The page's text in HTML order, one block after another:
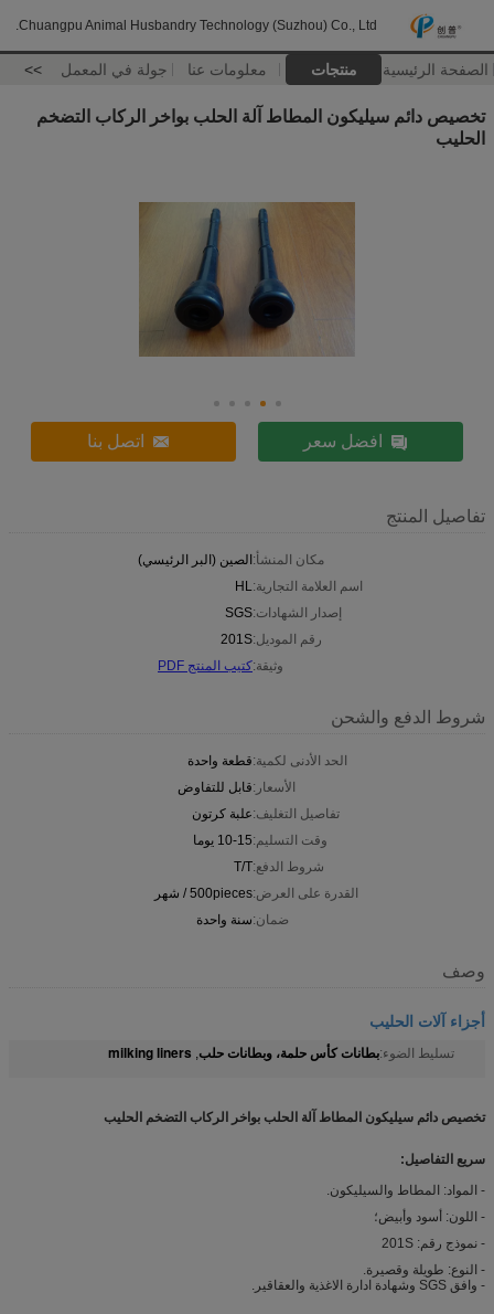
Chuangpu Animal Husbandry Technology (Suzhou) Co., Ltd.
الصفحة الرئيسية منتجات معلومات عنا جولة في المعمل >>
تخصيص دائم سيليكون المطاط آلة الحلب بواخر الركاب التضخم
الحليب
افضل سعر اتصل بنا
تفاصيل المنتج
مكان المنشأ:الصين (البر الرئيسي)
اسم العلامة التجارية:HL
إصدار الشهادات:SGS
رقم الموديل:201S
وثيقة:كتيب المنتج PDF
شروط الدفع والشحن
الحد الأدنى لكمية:قطعة واحدة
الأسعار:قابل للتفاوض
تفاصيل التغليف:علبة كرتون
وقت التسليم:10-15 يوما
شروط الدفع:T/T
القدرة على العرض:500pieces / شهر
ضمان:سنة واحدة
وصف
أجزاء آلات الحليب
تسليط الضوء:بطانات كأس حلمة، وبطانات حلب,
milking liners
تخصيص دائم سيليكون المطاط آلة الحلب بواخر الركاب التضخم الحليب
سريع التفاصيل:
- المواد: المطاط والسيليكون.
- اللون: أسود وأبيض؛
- نموذج رقم: 201S
- النوع: طويلة وقصيرة.
- وافق SGS وشهادة ادارة الاغذية والعقاقير.